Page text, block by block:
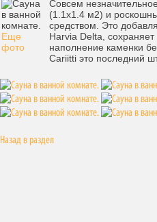
Еще
фото
Совсем
(1.1х1.4 м2) и
средством. Это
Harvia Delta,
наполнение каменки
Cariitti это последний
Назад в раздел